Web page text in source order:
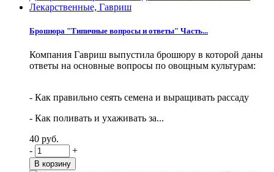
Брошюра "Типичные вопросы и ответы" Часть...
Компания Гавриш выпустила брошюру в которой даны
ответы на основные вопросы по овощным культурам:
- Как правильно сеять семена и выращивать рассаду
- Как поливать и ухаживать за...
40 руб.
-
+